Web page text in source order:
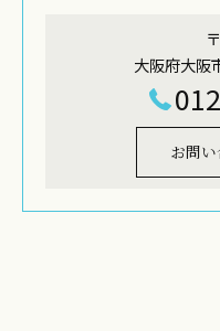
大阪府大阪
お問